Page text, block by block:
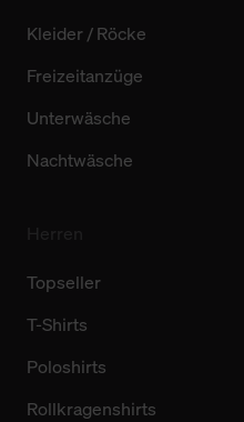
Kleider / Röcke
Freizeitanzüge
Unterwäsche
Nachtwäsche
Topseller
T-Shirts
Poloshirts
Rollkragenshirts